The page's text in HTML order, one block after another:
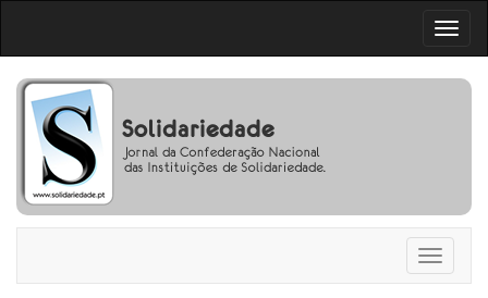
Toggle